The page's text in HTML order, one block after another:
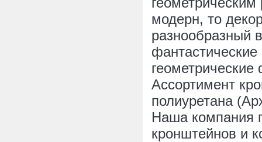
модерн, то
разнообразный
Ассортимент
полиуретана
Наша компания
кронштейнов и